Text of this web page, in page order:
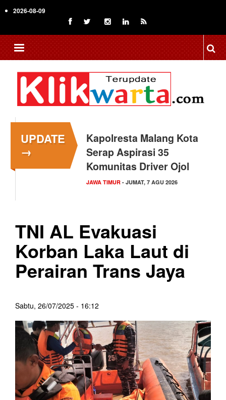
to
content
2026-08-09
UPDATE
→
Kapolresta Malang Kota
Serap Aspirasi 35
Komunitas Driver Ojol
JAWA TIMUR - JUMAT, 7 AGU 2026
TNI AL Evakuasi
Korban Laka Laut di
Perairan Trans Jaya
Sabtu, 26/07/2025 - 16:12